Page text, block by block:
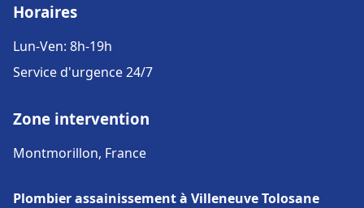
Horaires
Lun-Ven: 8h-19h
Service d'urgence 24/7
Zone intervention
Montmorillon, France
Plombier assainissement à Villeneuve Tolosane